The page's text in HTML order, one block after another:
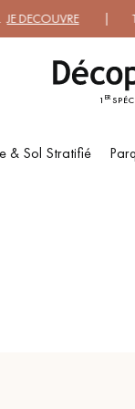
JE DECOUVRE|
1 ER
& Sol Stratifié